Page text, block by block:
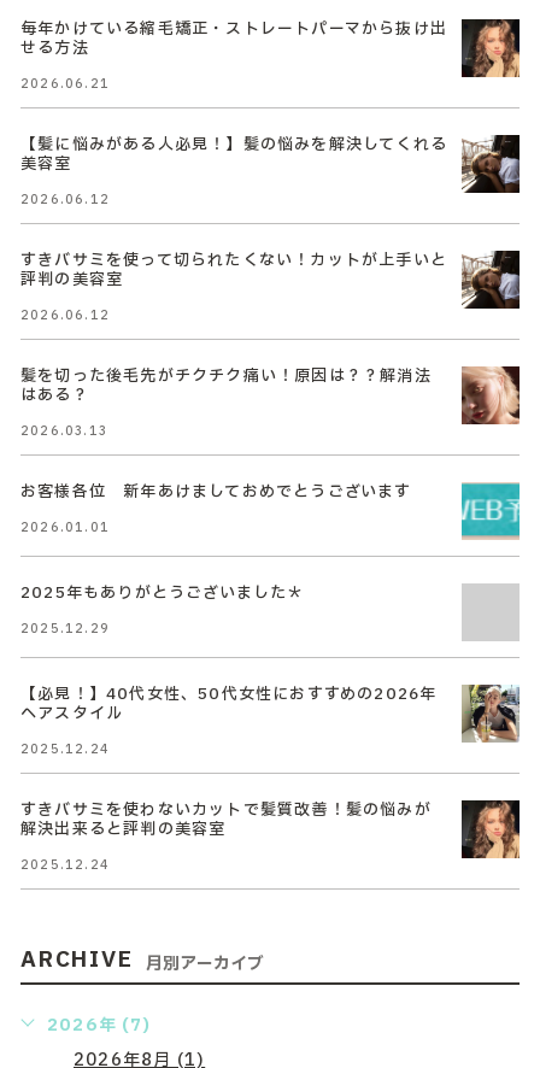
毎年かけている縮毛矯正・ストレートパーマから抜け出
せる方法
2026.06.21
【髪に悩みがある人必見！】髪の悩みを解決してくれる
美容室
2026.06.12
すきバサミを使って切られたくない！カットが上手いと
評判の美容室
2026.06.12
髪を切った後毛先がチクチク痛い！原因は？？解消法
はある？
2026.03.13
お客様各位 新年あけましておめでとうございます
2026.01.01
2025年もありがとうございました＊
2025.12.29
【必見！】40代女性、50代女性におすすめの2026年
ヘアスタイル
2025.12.24
すきバサミを使わないカットで髪質改善！髪の悩みが
解決出来ると評判の美容室
2025.12.24
ARCHIVE 月別アーカイブ
2026年 (7)
2026年8月 (1)